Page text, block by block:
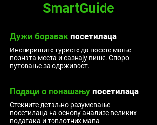
SmartGuide
Дужи боравак посетилаца
Инспиришите туристе да посете мање
позната места и сазнају више. Споро
путовање за одрживост.
Подаци о понашању посетилаца
Стекните детаљно разумевање
посетилаца на основу анализе великих
података и топлотних мапа